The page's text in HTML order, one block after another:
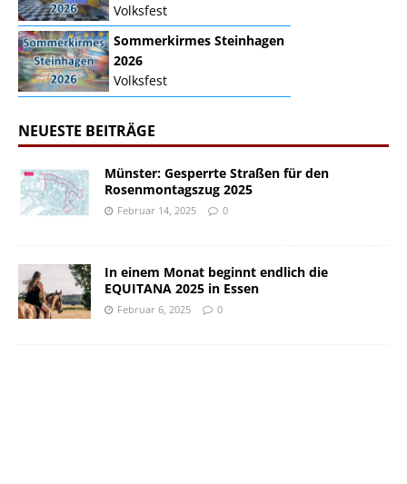
Volksfest
Sommerkirmes Steinhagen
2026
Volksfest
NEUESTE BEITRÄGE
Münster: Gesperrte Straßen für den
Rosenmontagszug 2025
Februar 14, 2025 0
In einem Monat beginnt endlich die
EQUITANA 2025 in Essen
Februar 6, 2025 0